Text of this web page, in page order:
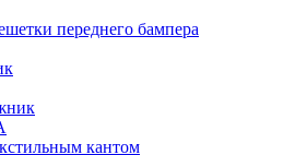
переднего бампера
кантом